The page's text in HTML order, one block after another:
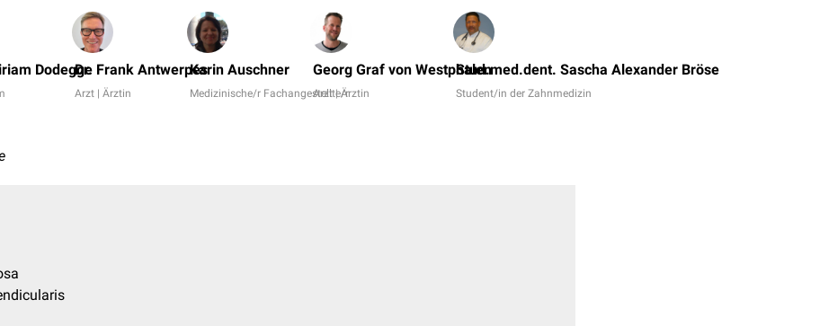
DodeggeDr. Frank Antwerpes
Arzt | Ärztin
Karin Auschner
Medizinische/r Fachangestellte/r
Georg Graf von Westphalen
Arzt | Ärztin
Stud.med.dent. Sascha Alexander Bröse
Student/in der Zahnmedizin